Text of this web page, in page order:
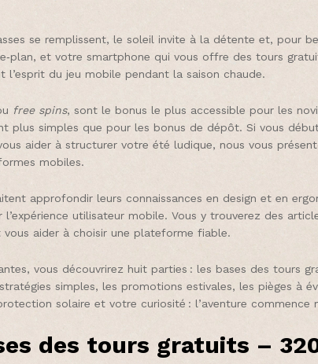
se remplissent, le soleil invite à la détente et, pour
et votre smartphone qui vous offre des tours
l’esprit du jeu mobile pendant la saison chaude.
free spins, sont le bonus le plus accessible pour les
plus simples que pour les bonus de dépôt. Si vous
aider à structurer votre été ludique, nous vous
mobiles.
approfondir leurs connaissances en design et en
l’expérience utilisateur mobile. Vous y trouverez des
aider à choisir une plateforme fiable.
vous découvrirez huit parties : les bases des
simples, les promotions estivales, les pièges à
solaire et votre curiosité : l’aventure commence
des tours gratuits –